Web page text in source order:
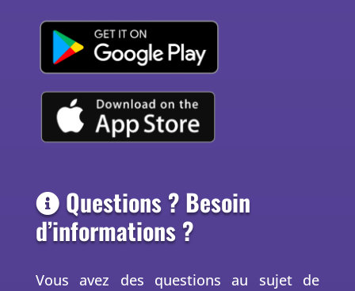
Questions ? Besoin
d’informations ?
Vous avez des questions au sujet de